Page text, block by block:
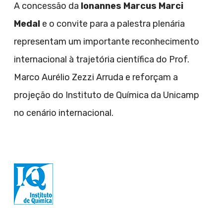
A concessão da Ionannes Marcus Marci
Medal e o convite para a palestra plenária
representam um importante reconhecimento
internacional à trajetória científica do Prof.
Marco Aurélio Zezzi Arruda e reforçam a
projeção do Instituto de Química da Unicamp
no cenário internacional.